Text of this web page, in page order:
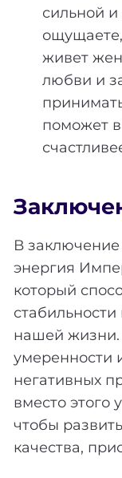
сильной
живет
любви и
поможет
В заключение
энергия
который
нашей жизни.
умеренности
негативных
вместо этого
чтобы
качества,